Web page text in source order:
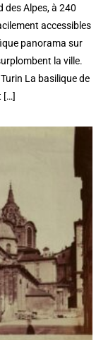
des Alpes, à 240
accessibles
panorama sur
la ville.
La basilique de
[…]